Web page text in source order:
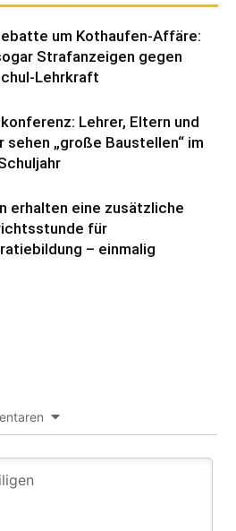
um Kothaufen-Affäre:
Strafanzeigen gegen
Lehrkraft
Lehrer, Eltern und
sehen „große Baustellen“ im
erhalten eine zusätzliche
für
– einmalig